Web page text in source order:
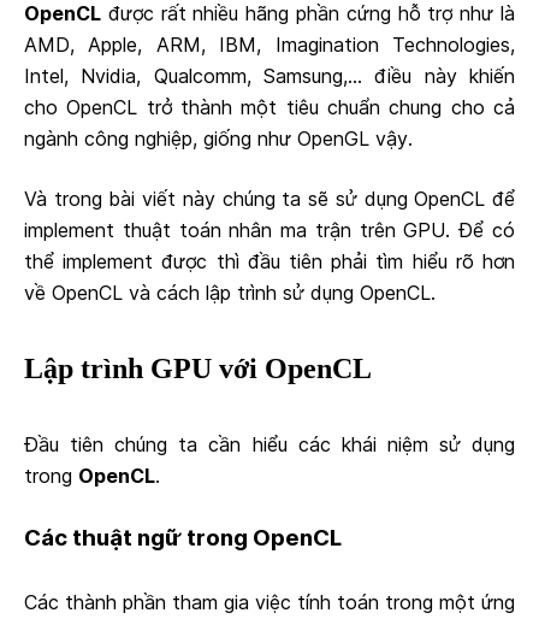
OpenCL được rất nhiều hãng phần cứng hỗ trợ như là
AMD, Apple, ARM, IBM, Imagination Technologies,
Intel, Nvidia, Qualcomm, Samsung,... điều này khiến
cho OpenCL trở thành một tiêu chuẩn chung cho cả
ngành công nghiệp, giống như OpenGL vậy.
Và trong bài viết này chúng ta sẽ sử dụng OpenCL để
implement thuật toán nhân ma trận trên GPU. Để có
thể implement được thì đầu tiên phải tìm hiểu rõ hơn
về OpenCL và cách lập trình sử dụng OpenCL.
Lập trình GPU với OpenCL
Đầu tiên chúng ta cần hiểu các khái niệm sử dụng
trong OpenCL.
Các thuật ngữ trong OpenCL
Các thành phần tham gia việc tính toán trong một ứng